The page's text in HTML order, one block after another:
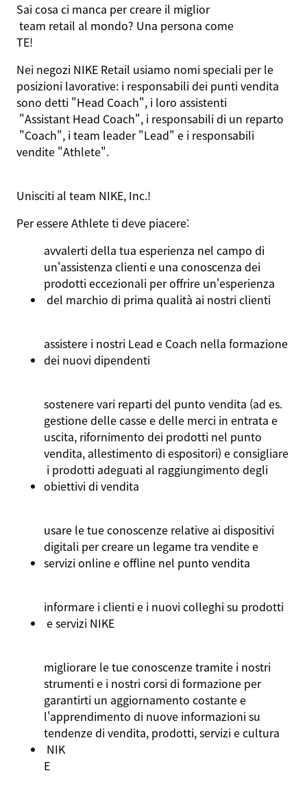
Sai cosa ci manca percreare il miglior
team retail al mondo? Una persona come
TE!
Nei negozi NIKE Retail usiamo nomi speciali per le
posizioni lavorative: i responsabili dei punti vendita
sono detti "Head Coach", i loro assistenti
"Assistant Head Coach", i responsabili di un reparto
"Coach", i team leader "Lead" e i responsabili
vendite "Athlete".
Unisciti al team NIKE, Inc.!
PeressereAthleteti deve piacere:
avvalerti della tua esperienza nel campo di
un'assistenza clienti e una conoscenza dei
prodotti eccezionali peroffrire un'esperienza
del marchio di prima qualità ai nostri clienti
assistere i nostri Lead e Coach nella formazione
dei nuovi dipendenti
sostenerevari reparti del punto vendita (ad es.
gestionedellecassee delle merci in entrata e
uscita, rifornimento dei prodotti nel punto
vendita, allestimento di espositori) econsigliare
i prodotti adeguati al raggiungimento degli
obiettivi di vendita
usare letueconoscenze relative ai dispositivi
digitali percreare un legametra venditee
servizi online e offline nel punto vendita
informare i clienti e i nuovi colleghi su prodotti
eservizi NIKE
migliorare letueconoscenzetramite i nostri
strumenti e i nostri corsi di formazione per
garantirti un aggiornamento costantee
l'apprendimento di nuove informazioni su
tendenzedi vendita, prodotti,servizi ecultura
NIK
E